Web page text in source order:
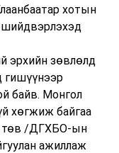
хотын
шийдвэрлэхэд
эрхийн зөвлөлд
гишүүнээр
байв. Монгол
хөгжиж байгаа
төв /ДГХБО-ын
ажиллаж